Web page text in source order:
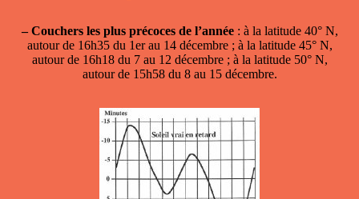
– Couchers les plus précoces de l’année: à la latitude 40° N,
autour de 16h35 du 1er au 14 décembre ; à la latitude 45° N,
autour de 16h18 du 7 au 12 décembre ; à la latitude 50° N,
autour de 15h58 du 8 au 15 décembre.